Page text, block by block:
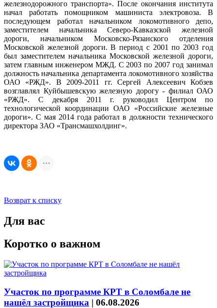
железнодорожного транспорта». После окончания института
начал работать помощником машиниста электровоза. В
последующем работал начальником локомотивного депо,
заместителем начальника Северо-Кавказской железной
дороги, начальником Московско-Рязанского отделения
Московской железной дороги. В период с 2001 по 2003 год
был заместителем начальника Московской железной дороги,
затем главным инженером МЖД. С 2003 по 2007 год занимал
должность начальника департамента локомотивного хозяйства
ОАО «РЖД». В 2009-2011 гг. Сергей Алексеевич Кобзев
возглавлял Куйбышевскую железную дорогу - филиал ОАО
«РЖД». С декабря 2011 г. руководил Центром по
технологической координации ОАО «Российские железные
дороги». С мая 2014 года работал в должности технического
директора ЗАО «Трансмашхолдинг».
Возврат к списку
Для вас
Коротко о важном
Участок по программе КРТ в Соломбале не
нашёл застройщика | 06.08.2026